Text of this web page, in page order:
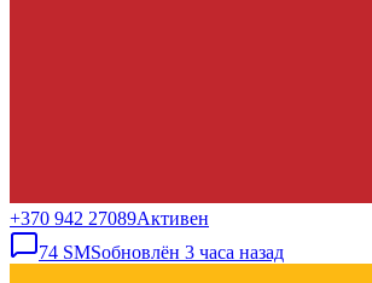
+370 942 27089Активен
74 SMSобновлён 3 часа назад